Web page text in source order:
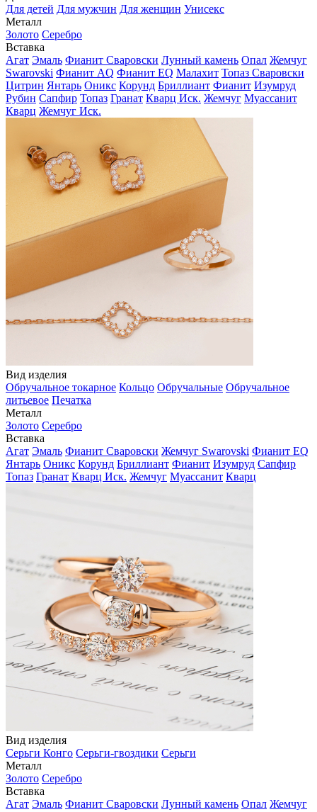
Для детей Для мужчин Для женщин Унисекс
Металл
Золото Серебро
Вставка
Агат Эмаль Фианит Сваровски Лунный камень Опал Жемчуг
Swarovski Фианит AQ Фианит EQ Малахит Топаз Сваровски
Цитрин Янтарь Оникс Корунд Бриллиант Фианит Изумруд
Рубин Сапфир Топаз Гранат Кварц Иск. Жемчуг Муассанит
Кварц Жемчуг Иск.
Вид изделия
Обручальное токарное Кольцо Обручальные Обручальное
литьевое Печатка
Металл
Золото Серебро
Вставка
Агат Эмаль Фианит Сваровски Жемчуг Swarovski Фианит EQ
Янтарь Оникс Корунд Бриллиант Фианит Изумруд Сапфир
Топаз Гранат Кварц Иск. Жемчуг Муассанит Кварц
Вид изделия
Серьги Конго Серьги-гвоздики Серьги
Металл
Золото Серебро
Вставка
Агат Эмаль Фианит Сваровски Лунный камень Опал Жемчуг